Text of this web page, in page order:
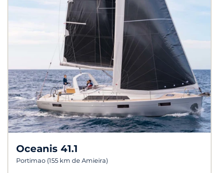
Oceanis 41.1
Portimao (155 km de Amieira)